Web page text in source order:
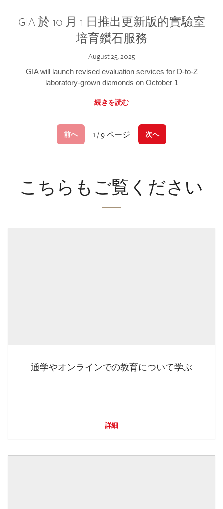
GIA 於 10 月 1 日推出更新版的實驗室
培育鑽石服務
August 25, 2025
GIA will launch revised evaluation services for D-to-Z
laboratory-grown diamonds on October 1
続きを読む
前へ 1 / 9 ページ 次へ
こちらもご覧ください
通学やオンラインでの教育について学ぶ
詳細